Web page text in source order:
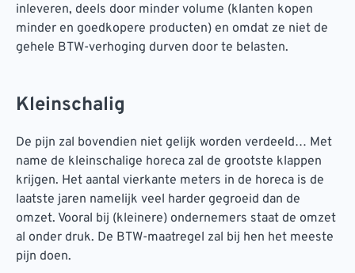
inleveren, deels door minder volume (klanten kopen
minder en goedkopere producten) en omdat ze niet de
gehele BTW-verhoging durven door te belasten.
Kleinschalig
De pijn zal bovendien niet gelijk worden verdeeld… Met
name de kleinschalige horeca zal de grootste klappen
krijgen. Het aantal vierkante meters in de horeca is de
laatste jaren namelijk veel harder gegroeid dan de
omzet. Vooral bij (kleinere) ondernemers staat de omzet
al onder druk. De BTW-maatregel zal bij hen het meeste
pijn doen.